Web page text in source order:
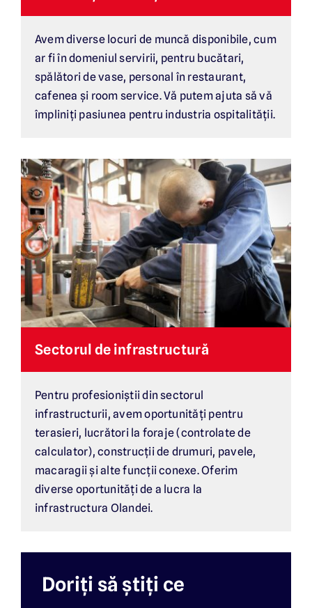
Avem diverse locuri de muncă disponibile, cum
ar fi în domeniul servirii, pentru bucătari,
spălători de vase, personal în restaurant,
cafenea și room service. Vă putem ajuta să vă
împliniți pasiunea pentru industria ospitalității.
Sectorul de infrastructură
Pentru profesioniștii din sectorul
infrastructurii, avem oportunități pentru
terasieri, lucrători la foraje (controlate de
calculator), construcții de drumuri, pavele,
macaragii și alte funcții conexe. Oferim
diverse oportunități de a lucra la
infrastructura Olandei.
Doriți să știți ce